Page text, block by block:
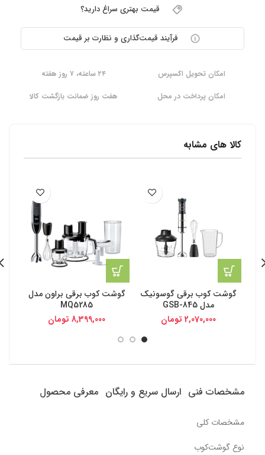
قیمت بهتری سراغ دارید؟
فرآیند قیمت‌گذاری و نظارت بر قیمت
امکان تحویل اکسپرس
۲۴ ساعته، ۷ روز هفته
امکان پرداخت در محل
هفت روز ضمانت بازگشت کالا
کالا های مشابه
گوشت کوب برقی گوسونیک
مدل GSB-845
2,070,000 تومان
گوشت کوب برقی براون مدل
MQ5285
8,399,000 تومان
مشخصات فنی ارسال سریع و رایگان معرفی محصول
مشخصات کلی
نوع گوشت‌کوب